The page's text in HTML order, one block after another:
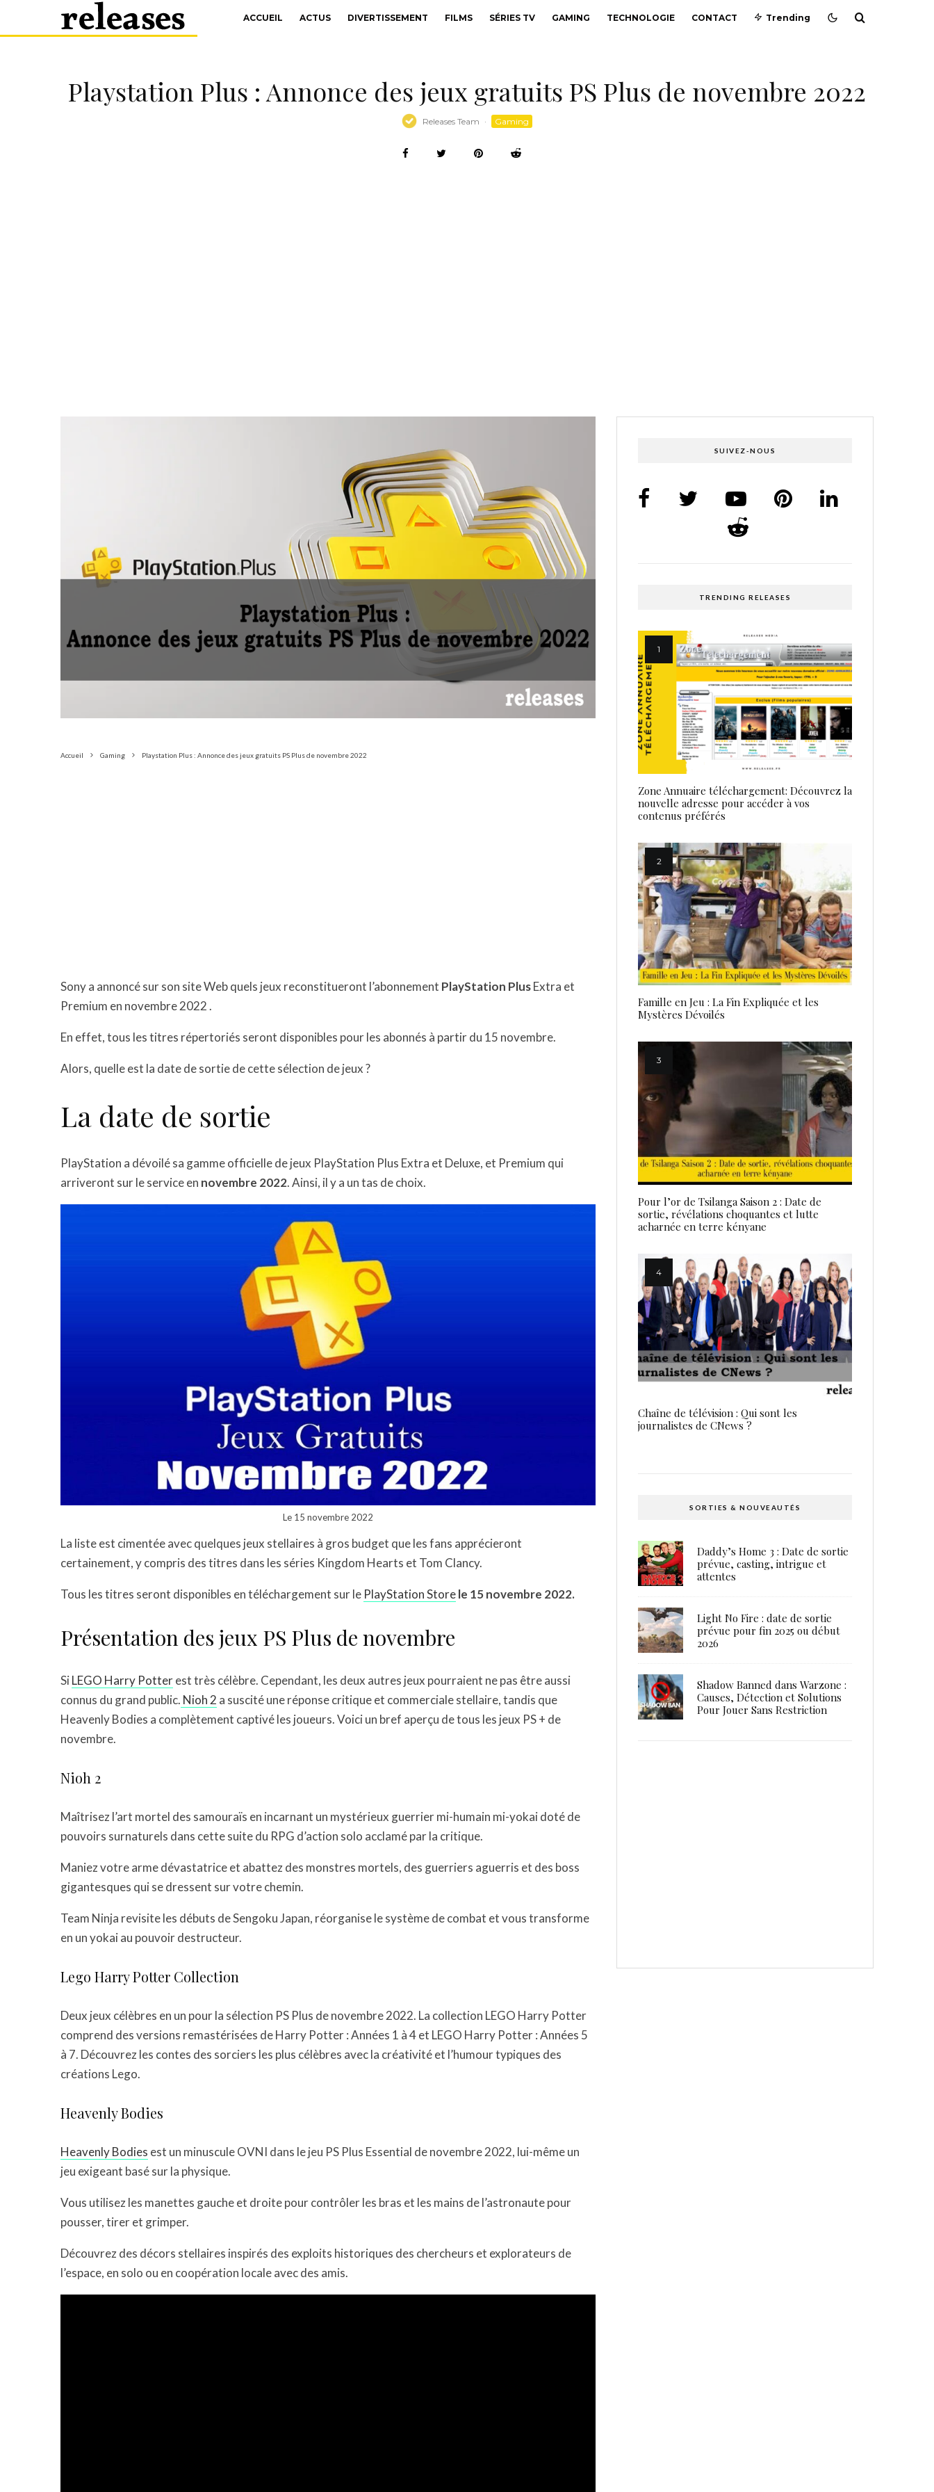
ACCUEIL ACTUS DIVERTISSEMENT FILMS SÉRIES TV GAMING TECHNOLOGIE CONTACT Trending
Playstation Plus : Annonce des jeux gratuits PS Plus de novembre 2022
Releases Team · Gaming
Accueil Gaming Playstation Plus : Annonce des jeux gratuits PS Plus de novembre 2022
Sony a annoncé sur son site Web quels jeux reconstitueront l’abonnement PlayStation PlusExtra et
Premium en novembre 2022 .
En effet, tous les titres répertoriés seront disponibles pour les abonnés à partir du 15 novembre.
Alors, quelle est la date de sortie de cette sélection de jeux ?
La date de sortie
PlayStation a dévoilé sa gamme officielle de jeux PlayStation Plus Extra et Deluxe, et Premium qui
arriveront sur le service en novembre 2022. Ainsi, il y a un tas de choix.
Le 15 novembre 2022
La liste est cimentée avec quelques jeux stellaires à gros budget que les fans apprécieront
certainement, y compris des titres dans les séries Kingdom Hearts et Tom Clancy.
Tous les titres seront disponibles en téléchargement sur le PlayStation Storele 15 novembre 2022.
Présentation des jeux PS Plus de novembre
SiLEGO Harry Potterest très célèbre. Cependant, les deux autres jeux pourraient ne pas être aussi
connus du grand public. Nioh 2 a suscité une réponse critique et commerciale stellaire, tandis que
Heavenly Bodies a complètement captivé les joueurs. Voici un bref aperçu de tous les jeux PS + de
novembre.
Nioh 2
Maîtrisez l’art mortel des samouraïs en incarnant un mystérieux guerrier mi-humain mi-yokai doté de
pouvoirs surnaturels dans cette suite du RPG d’action solo acclamé par la critique.
Maniez votre arme dévastatrice et abattez des monstres mortels, des guerriers aguerris et des boss
gigantesques qui se dressent sur votre chemin.
Team Ninja revisite les débuts de Sengoku Japan, réorganise le système de combat et vous transforme
en un yokai au pouvoir destructeur.
Lego Harry Potter Collection
Deux jeux célèbres en un pour la sélection PS Plus de novembre 2022. La collection LEGO Harry Potter
comprend des versions remastérisées de Harry Potter : Années 1 à 4 et LEGO Harry Potter : Années 5
à 7. Découvrez les contes des sorciers les plus célèbres avec la créativité et l’humour typiques des
créations Lego.
Heavenly Bodies
Heavenly Bodies est un minuscule OVNI dans le jeu PS Plus Essential de novembre 2022, lui-même un
jeu exigeant basé sur la physique.
Vous utilisez les manettes gauche et droite pour contrôler les bras et les mains de l’astronaute pour
pousser, tirer et grimper.
Découvrez des décors stellaires inspirés des exploits historiques des chercheurs et explorateurs de
l’espace, en solo ou en coopération locale avec des amis.
SUIVEZ-NOUS
TRENDING RELEASES
Zone Annuaire téléchargement: Découvrez la
nouvelle adresse pour accéder à vos
contenus préférés
Famille en Jeu : La Fin Expliquée et les
Mystères Dévoilés
Pour l’or de Tsilanga Saison 2 : Date de
sortie, révélations choquantes et lutte
acharnée en terre kényane
Chaîne de télévision : Qui sont les
journalistes de CNews ?
SORTIES & NOUVEAUTÉS
Daddy’s Home 3 : Date de sortie
prévue, casting, intrigue et
attentes
Light No Fire : date de sortie
prévue pour fin 2025 ou début
2026
Shadow Banned dans Warzone :
Causes, Détection et Solutions
Pour Jouer Sans Restriction